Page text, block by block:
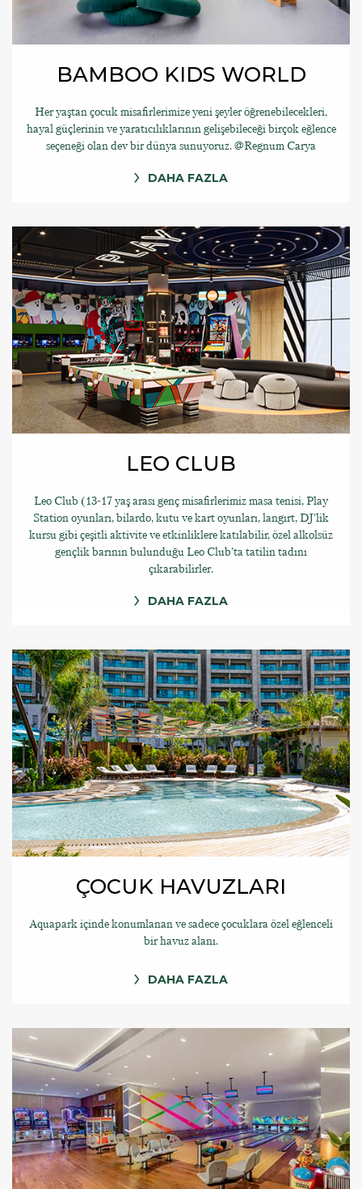
BAMBOO KIDS WORLD
Her yaştan çocuk misafirlerimize yeni şeyler öğrenebilecekleri,
hayal güçlerinin ve yaratıcılıklarının gelişebileceği birçok eğlence
seçeneği olan dev bir dünya sunuyoruz. @Regnum Carya
DAHA FAZLA
LEO CLUB
Leo Club (13-17 yaş arası genç misafirlerimiz masa tenisi, Play
Station oyunları, bilardo, kutu ve kart oyunları, langırt, DJ’lik
kursu gibi çeşitli aktivite ve etkinliklere katılabilir, özel alkolsüz
gençlik barının bulunduğu Leo Club’ta tatilin tadını
çıkarabilirler.
DAHA FAZLA
ÇOCUK HAVUZLARI
Aquapark içinde konumlanan ve sadece çocuklara özel eğlenceli
bir havuz alanı.
DAHA FAZLA